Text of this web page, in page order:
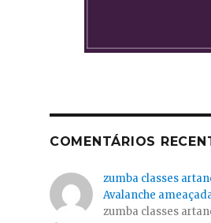
COMENTÁRIOS
zumba classes
Avalanche
zumba classes